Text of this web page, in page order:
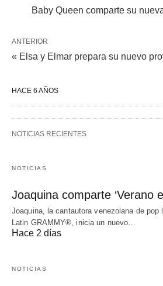
Baby Queen comparte su
ANTERIOR
« Elsa y Elmar prepara su nuevo
HACE 6 AÑOS
NOTICIAS RECIENTES
NOTICIAS
Joaquina comparte ‘Verano
Joaquina, la cantautora venezolana de pop
Latin GRAMMY®, inicia un nuevo…
Hace 2 días
NOTICIAS